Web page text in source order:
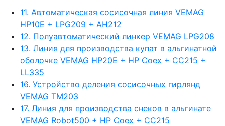
11. Автоматическая сосисочная линия VEMAG
HP10E + LPG209 + AH212
12. Полуавтоматический линкер VEMAG LPG208
13. Линия для производства купат в альгинатной
оболочке VEMAG HP20E + HP Coex + CC215 +
LL335
16. Устройство деления сосисочных гирлянд
VEMAG TM203
17. Линия для производства снеков в альгинате
VEMAG Robot500 + HP Coex + CC215